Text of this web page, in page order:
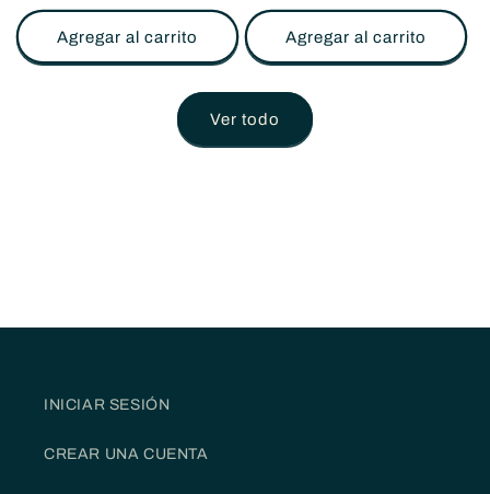
habitual
Agregar al carrito
habitual
Agregar al carrito
Ver todo
INICIAR SESIÓN
CREAR UNA CUENTA